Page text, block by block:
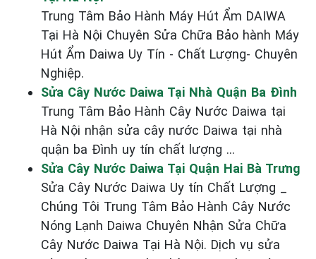
Trung Tâm Bảo Hành Máy Hút Ẩm DAIWA
Tại Hà Nội Chuyên Sửa Chữa Bảo hành Máy
Hút Ẩm Daiwa Uy Tín - Chất Lượng- Chuyên
Nghiệp.
Sửa Cây Nước Daiwa Tại Nhà Quận Ba Đình
Trung Tâm Bảo Hành Cây Nước Daiwa tại
Hà Nội nhận sửa cây nước Daiwa tại nhà
quận ba Đình uy tín chất lượng ...
Sửa Cây Nước Daiwa Tại Quận Hai Bà Trưng
Sửa Cây Nước Daiwa Uy tín Chất Lượng _
Chúng Tôi Trung Tâm Bảo Hành Cây Nước
Nóng Lạnh Daiwa Chuyên Nhận Sửa Chữa
Cây Nước Daiwa Tại Hà Nội. Dịch vụ sửa